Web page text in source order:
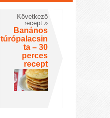
Következő
recept »
Banános
túrópalacsin
ta – 30
perces
recept